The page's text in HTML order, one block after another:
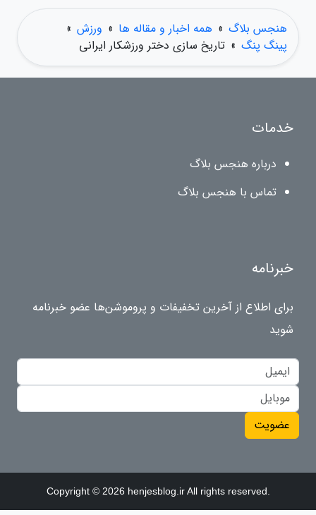
هنجس بلاگ » همه اخبار و مقاله ها » ورزش »
پینگ پنگ » تاریخ سازی دختر ورزشکار ایرانی
خدمات
درباره هنجس بلاگ
تماس با هنجس بلاگ
خبرنامه
برای اطلاع از آخرین تخفیفات و پروموشن‌ها عضو خبرنامه
شوید
عضویت
Copyright © 2026 henjesblog.ir All rights reserved.